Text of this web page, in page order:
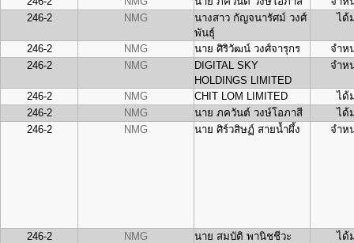
246-2
NMG
นางสาว กัญจนารัศม์ วงศ์
พันธุ์
ได้
246-2 NMG นาย ศิริวัฒน์ วงศ์จารุกร
จำห
246-2
NMG
DIGITAL SKY
HOLDINGS LIMITED
จำห
246-2 NMG CHIT LOM LIMITED
ได้
246-2
NMG นาย ภควันต์ วงษ์โอภาสี
ได้
246-2
NMG นาย ศิร์วสิษฏ์ สายน้ำผึ้ง จำห
246-2 NMG นาย สมบัติ พานิชชีวะ
ได้